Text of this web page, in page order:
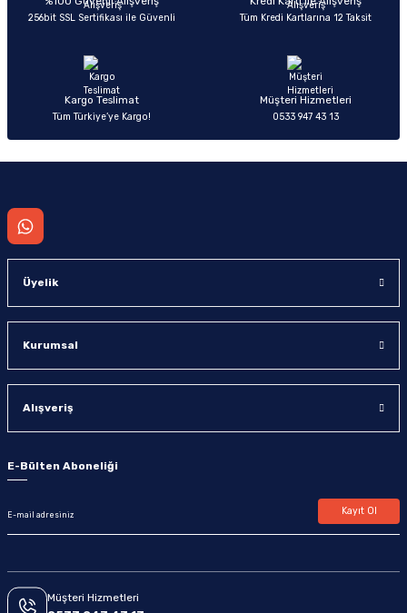
Ürün fiyatı diğer sitelerden daha pahalı.
256bit SSL Sertifikası ile Güvenli Tüm Kredi Kartlarına 12 Taksit
Kargo Teslimat
Tüm Türkiye’ye Kargo!
Müşteri Hizmetleri
0533 947 43 13
Üyelik
Kurumsal
Alışveriş
E-Bülten Aboneliği
Kayıt Ol
Müşteri Hizmetleri